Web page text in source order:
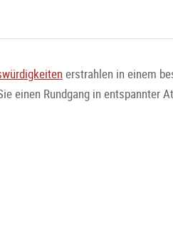
erstrahlen in einem
einen Rundgang in entspannter